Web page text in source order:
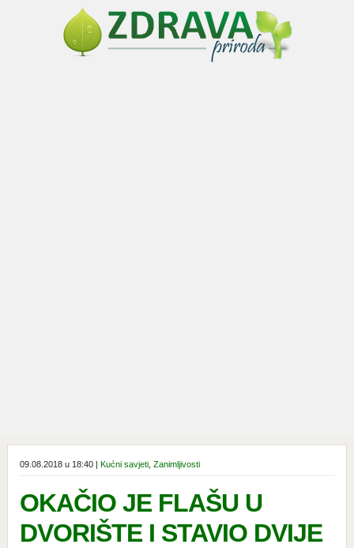
09.08.2018 u 18:40 | Kućni savjeti, Zanimljivosti
OKAČIO JE FLAŠU U
DVORIŠTE I STAVIO DVIJE